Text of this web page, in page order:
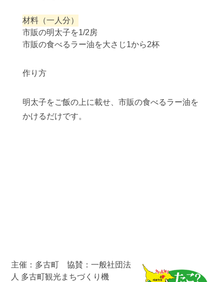
材料（一人分）
市販の明太子を1/2房
市販の食べるラー油を大さじ1から2杯
作り方
明太子をご飯の上に載せ、市販の食べるラー油を
かけるだけです。
主催：多古町 協賛：一般社団法
人 多古町観光まちづくり機